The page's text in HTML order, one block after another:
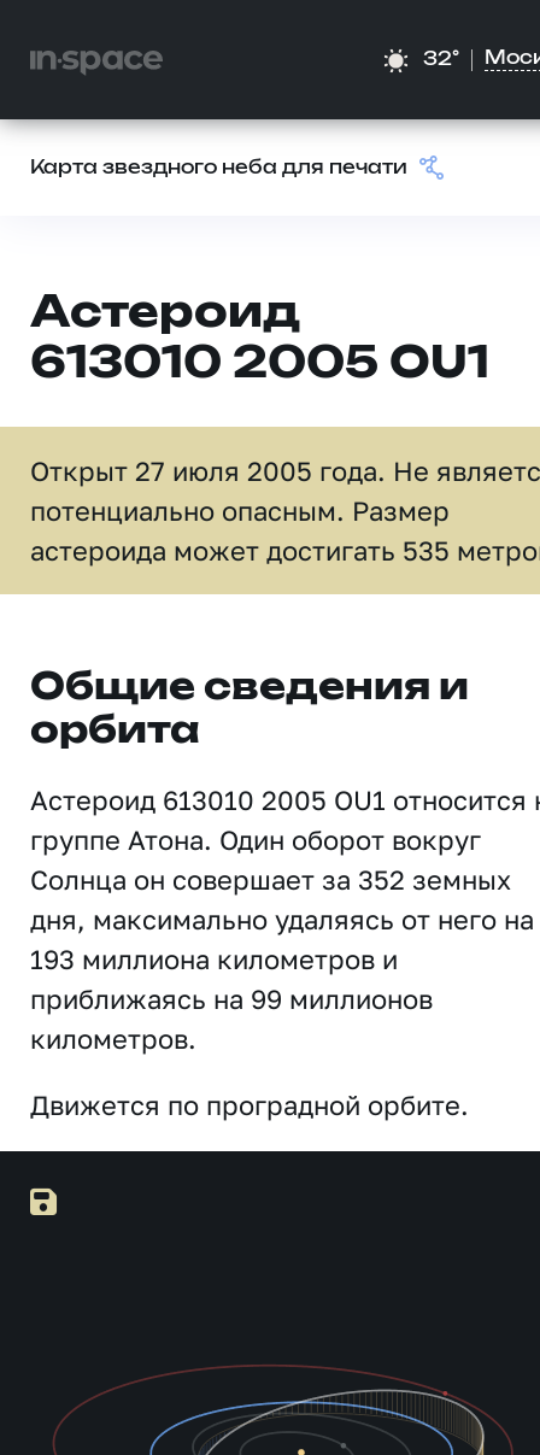
32°
Карта звездного неба для печати
Астероид
613010 2005 OU1
Открыт 27 июля 2005 года. Не
потенциально опасным. Размер
астероида может достигать 535
Общие сведения и
орбита
Астероид 613010 2005 OU1 относится
группе Атона. Один оборот вокруг
Солнца он совершает за 352 земных
дня, максимально удаляясь от него на
193 миллиона километров и
приближаясь на 99 миллионов
километров.
Движется по проградной орбите.